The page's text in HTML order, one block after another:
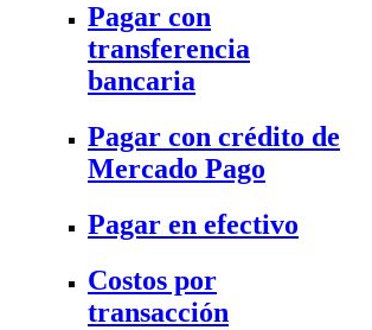
Pagar con
transferencia
bancaria
Pagar con crédito de
Mercado Pago
Pagar en efectivo
Costos por
transacción